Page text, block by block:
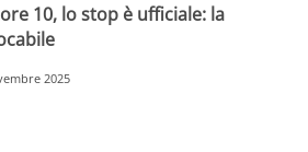
10, lo stop è ufficiale: la
2025